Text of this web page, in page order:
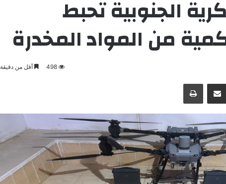
الجنوبية تحبط
من المواد المخدرة
498 أقل من دقيقة